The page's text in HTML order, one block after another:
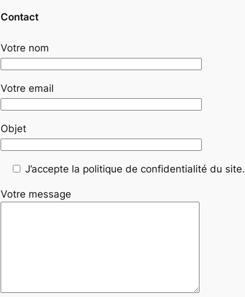
Contact
Votre nom
Votre email
Objet
J’accepte la politique de confidentialité du site.
Votre message